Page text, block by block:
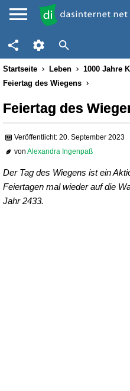
Startseite Leben 1000 Jahre
Feiertag des Wiegens
Feiertag des
Veröffentlicht: 20. September 2023
vonAlexandra Ingenpaß
Der Tag des Wiegens ist ein
Feiertagen mal wieder auf die
Jahr 2433.